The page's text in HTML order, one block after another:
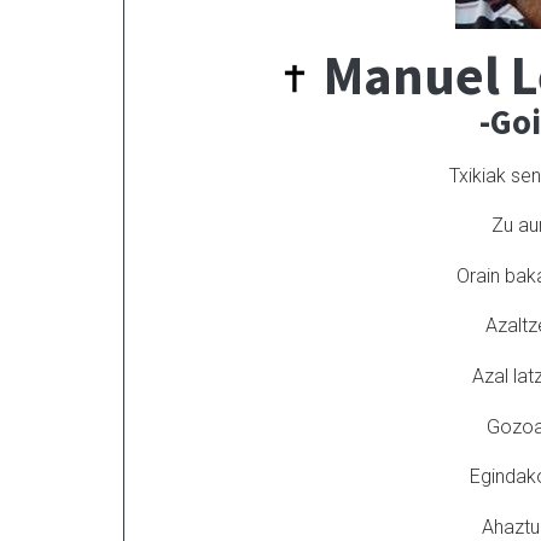
Manuel
-
Txikiak
Zu
Orain
Azal